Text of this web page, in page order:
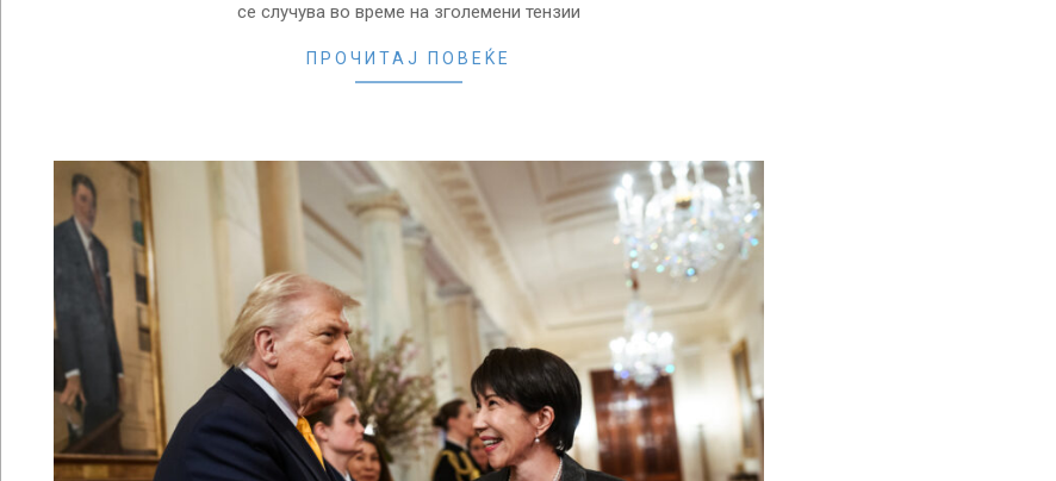
се случува во време на зголемени тензии
ПРОЧИТАЈ ПОВЕЌЕ